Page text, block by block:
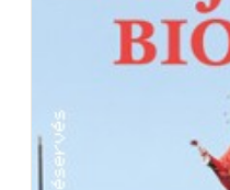
Activité & Expérience
Manifestations
Foires & salons
Spectacles
Montpellier